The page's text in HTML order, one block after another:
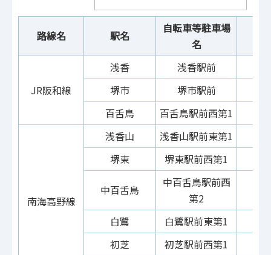
路線名 駅名
自転車等駐車場
名
JR阪和線
浅香 浅香駅前
堺市
堺市駅前
百舌鳥
百舌鳥駅前西第1
南海高野線
浅香山 浅香山駅前東第1
堺東
堺東駅前西第1
中百舌鳥
中百舌鳥駅前西
第2
白鷺 白鷺駅前東第1
初芝
初芝駅前西第1